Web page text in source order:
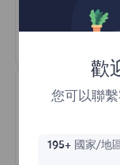
歡
您可以聯
195+國家/地